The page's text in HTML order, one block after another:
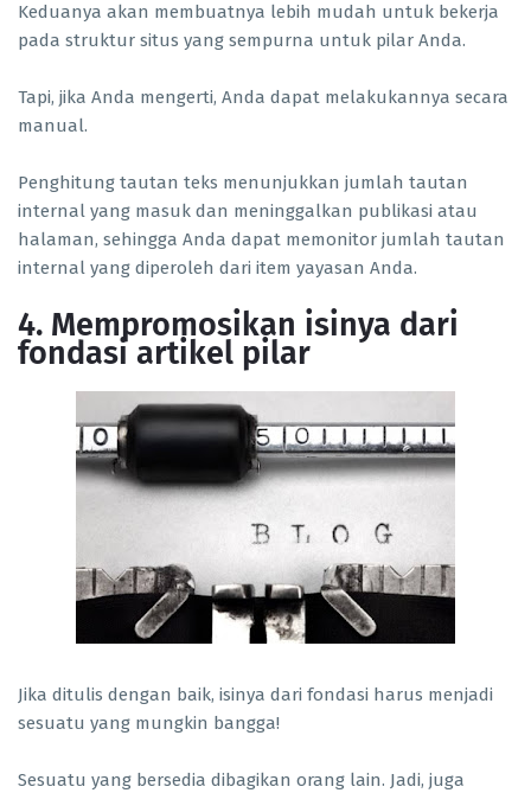
Keduanya akan membuatnya lebih mudah untuk bekerja
pada struktur situs yang sempurna untuk pilar Anda.
Tapi, jika Anda mengerti, Anda dapat melakukannya secara
manual.
Penghitung tautan teks menunjukkan jumlah tautan
internal yang masuk dan meninggalkan publikasi atau
halaman, sehingga Anda dapat memonitor jumlah tautan
internal yang diperoleh dari item yayasan Anda.
4. Mempromosikan isinya dari
fondasi artikel pilar
Jika ditulis dengan baik, isinya dari fondasi harus menjadi
sesuatu yang mungkin bangga!
Sesuatu yang bersedia dibagikan orang lain. Jadi, juga